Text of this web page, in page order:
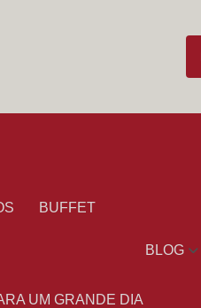
BUFFET
BLOG
UM GRANDE DIA